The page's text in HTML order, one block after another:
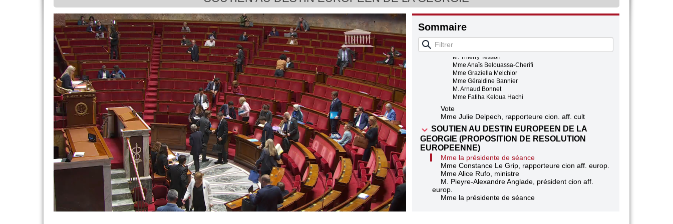
Sommaire
Discussion des amendements
Suspension
Articles 3 Bis B à 3 Nonies
Explications de vote
M. Thierry Tesson
Mme Anaïs Belouassa-Cherifi
Mme Graziella Melchior
Mme Géraldine Bannier
M. Arnaud Bonnet
Mme Fatiha Keloua Hachi
Vote
Mme Julie Delpech, rapporteure cion. aff. cult
SOUTIEN AU DESTIN EUROPEEN DE LA
GEORGIE (PROPOSITION DE RESOLUTION
EUROPEENNE)
Mme la présidente de séance
Mme Constance Le Grip, rapporteure cion aff. europ.
Mme Alice Rufo, ministre
M. Pieyre-Alexandre Anglade, président cion aff.
europ.
Mme la présidente de séance